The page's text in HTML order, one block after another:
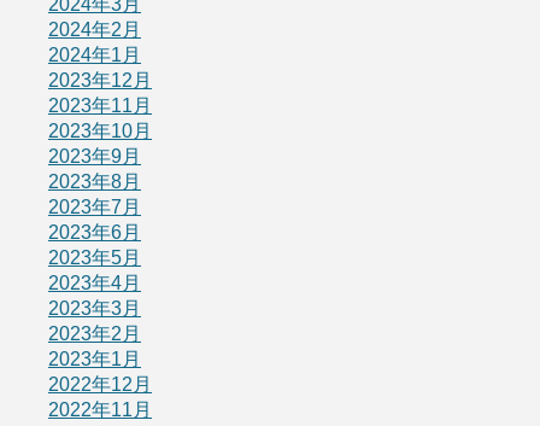
2024年3月
2024年2月
2024年1月
2023年12月
2023年11月
2023年10月
2023年9月
2023年8月
2023年7月
2023年6月
2023年5月
2023年4月
2023年3月
2023年2月
2023年1月
2022年12月
2022年11月